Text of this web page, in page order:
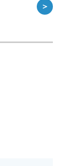
＞